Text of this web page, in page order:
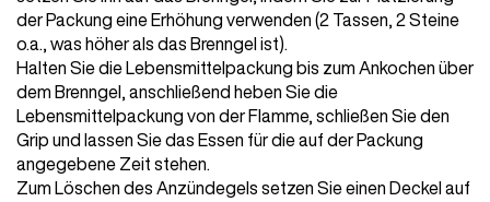
der Packung eine Erhöhung verwenden (2 Tassen, 2 Steine
o.a., was höher als das Brenngel ist).
Halten Sie die Lebensmittelpackung bis zum Ankochen über
dem Brenngel, anschließend heben Sie die
Lebensmittelpackung von der Flamme, schließen Sie den
Grip und lassen Sie das Essen für die auf der Packung
angegebene Zeit stehen.
Zum Löschen des Anzündegels setzen Sie einen Deckel auf